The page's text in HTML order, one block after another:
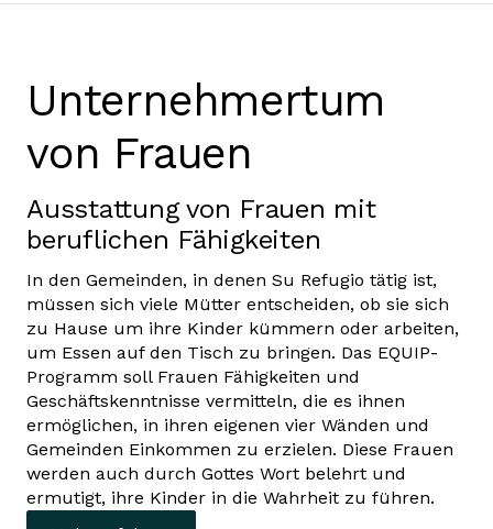
Unternehmertum
von Frauen
Ausstattung von Frauen mit
beruflichen Fähigkeiten
In den Gemeinden, in denen Su Refugio tätig ist,
müssen sich viele Mütter entscheiden, ob sie sich
zu Hause um ihre Kinder kümmern oder arbeiten,
um Essen auf den Tisch zu bringen. Das EQUIP-
Programm soll Frauen Fähigkeiten und
Geschäftskenntnisse vermitteln, die es ihnen
ermöglichen, in ihren eigenen vier Wänden und
Gemeinden Einkommen zu erzielen. Diese Frauen
werden auch durch Gottes Wort belehrt und
ermutigt, ihre Kinder in die Wahrheit zu führen.